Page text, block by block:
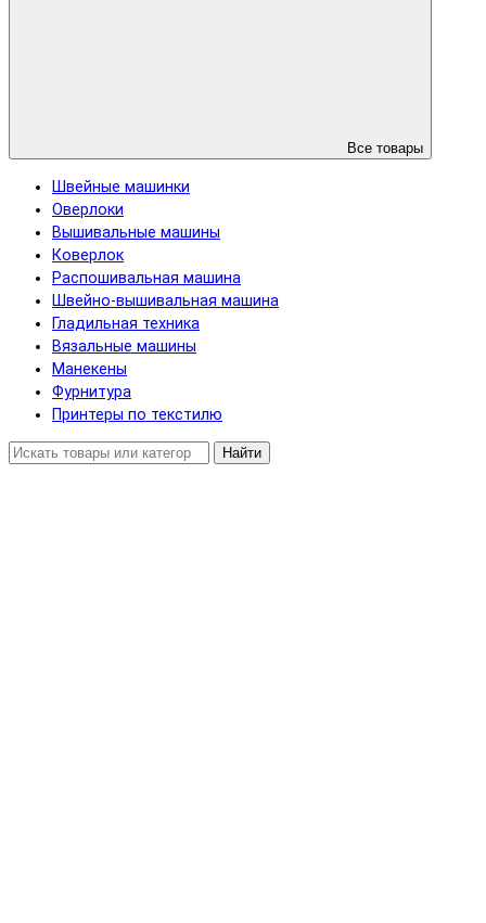
Все товары
Швейные машинки
Оверлоки
Вышивальные машины
Коверлок
Распошивальная машина
Швейно-вышивальная машина
Гладильная техника
Вязальные машины
Манекены
Фурнитура
Принтеры по текстилю
Найти